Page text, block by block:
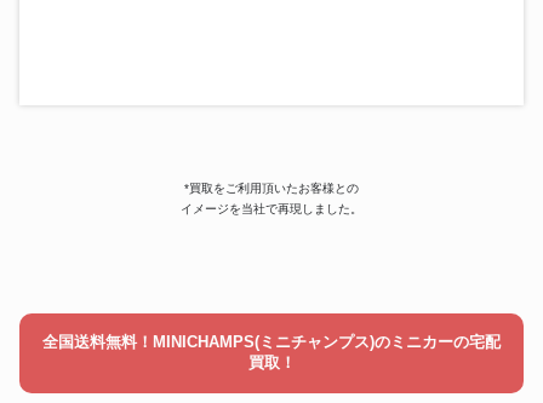
*買取をご利用頂いたお客様との
イメージを当社で再現しました。
全国送料無料！MINICHAMPS(ミニチャンプス)のミニカーの宅配
買取！